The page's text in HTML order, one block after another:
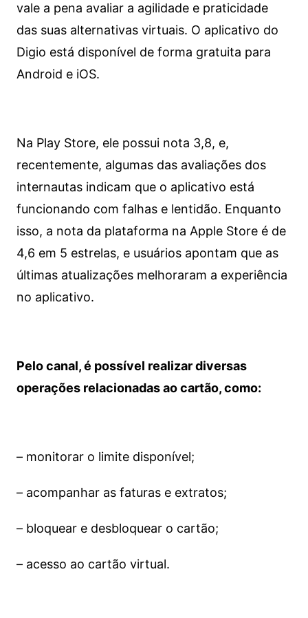
vale a pena avaliar a agilidade e praticidade
das suas alternativas virtuais. O aplicativo do
Digio está disponível de forma gratuita para
Android e iOS.
Na Play Store, ele possui nota 3,8, e,
recentemente, algumas das avaliações dos
internautas indicam que o aplicativo está
funcionando com falhas e lentidão. Enquanto
isso, a nota da plataforma na Apple Store é de
4,6 em 5 estrelas, e usuários apontam que as
últimas atualizações melhoraram a experiência
no aplicativo.
Pelo canal, é possível realizar diversas
operações relacionadas ao cartão, como:
– monitorar o limite disponível;
– acompanhar as faturas e extratos;
– bloquear e desbloquear o cartão;
– acesso ao cartão virtual.